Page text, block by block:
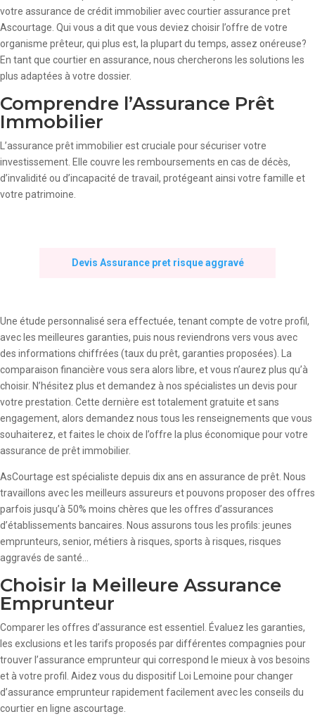
votre assurance de crédit immobilier avec courtier assurance pret
Ascourtage. Qui vous a dit que vous deviez choisir l’offre de votre
organisme prêteur, qui plus est, la plupart du temps, assez onéreuse?
En tant que courtier en assurance, nous chercherons les solutions les
plus adaptées à votre dossier.
Comprendre l’Assurance Prêt
Immobilier
L’assurance prêt immobilier est cruciale pour sécuriser votre
investissement. Elle couvre les remboursements en cas de décès,
d’invalidité ou d’incapacité de travail, protégeant ainsi votre famille et
votre patrimoine.
Devis Assurance pret risque aggravé
Une étude personnalisé sera effectuée, tenant compte de votre profil,
avec les meilleures garanties, puis nous reviendrons vers vous avec
des informations chiffrées (taux du prêt, garanties proposées). La
comparaison financière vous sera alors libre, et vous n’aurez plus qu’à
choisir. N’hésitez plus et demandez à nos spécialistes un devis pour
votre prestation. Cette dernière est totalement gratuite et sans
engagement, alors demandez nous tous les renseignements que vous
souhaiterez, et faites le choix de l’offre la plus économique pour votre
assurance de prêt immobilier.
AsCourtage est spécialiste depuis dix ans en assurance de prêt. Nous
travaillons avec les meilleurs assureurs et pouvons proposer des offres
parfois jusqu’à 50% moins chères que les offres d’assurances
d’établissements bancaires. Nous assurons tous les profils: jeunes
emprunteurs, senior, métiers à risques, sports à risques, risques
aggravés de santé…
Choisir la Meilleure Assurance
Emprunteur
Comparer les offres d’assurance est essentiel. Évaluez les garanties,
les exclusions et les tarifs proposés par différentes compagnies pour
trouver l’assurance emprunteur qui correspond le mieux à vos besoins
et à votre profil. Aidez vous du dispositif Loi Lemoine pour changer
d’assurance emprunteur rapidement facilement avec les conseils du
courtier en ligne ascourtage.